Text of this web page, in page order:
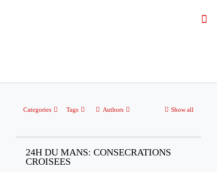
Categories Tags Authors Show all
24H DU MANS: CONSECRATIONS
CROISEES